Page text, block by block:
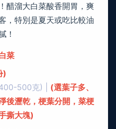
醋溜大白菜酸香開胃，爽
，特別是夏天或吃比較油
！
菜
)
500克) | (選葉子多、
後瀝乾，梗葉分開，菜梗
撕大塊)